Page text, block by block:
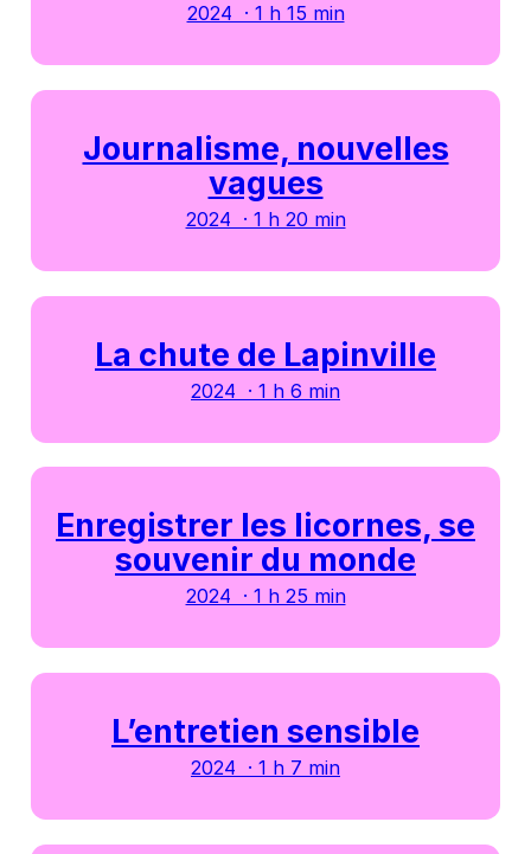
2024 · 1 h 15 min
Journalisme, nouvelles
vagues
2024 · 1 h 20 min
La chute de Lapinville
2024 · 1 h 6 min
Enregistrer les licornes, se
souvenir du monde
2024 · 1 h 25 min
L’entretien sensible
2024 · 1 h 7 min